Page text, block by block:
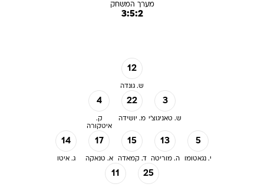
מערך המשחק
3:5:2
12
ש. גונדה
4
ק.
איטקורה
22
מ. יושידה
3
ש. טאניגוצ'י
14
ג. איטו
17
א. טנאקה
15
ד. קמאדה
13
ה. מוריטה
5
י. נגאטומו
11 25